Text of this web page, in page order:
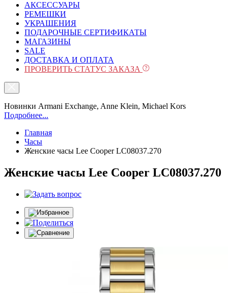
АКСЕССУАРЫ
РЕМЕШКИ
УКРАШЕНИЯ
ПОДАРОЧНЫЕ СЕРТИФИКАТЫ
МАГАЗИНЫ
SALE
ДОСТАВКА И ОПЛАТА
ПРОВЕРИТЬ СТАТУС ЗАКАЗА
Новинки Armani Exchange, Anne Klein, Michael Kors
Подробнее...
Главная
Часы
Женские часы Lee Cooper LC08037.270
Женские часы Lee Cooper LC08037.270